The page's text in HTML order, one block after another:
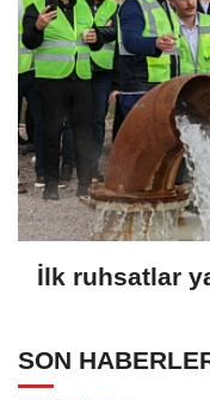
İlk ruhsatlar
SON